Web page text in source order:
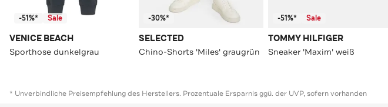
-51%* Sale
VENICE BEACH
Sporthose dunkelgrau
-30%*
SELECTED
Chino-Shorts 'Miles' graugrün
-51%* Sale
TOMMY HILFIGER
Sneaker 'Maxim' weiß
* Unverbindliche Preisempfehlung des Herstellers. Prozentuale Ersparnis ggü. der UVP, sofern vorhanden